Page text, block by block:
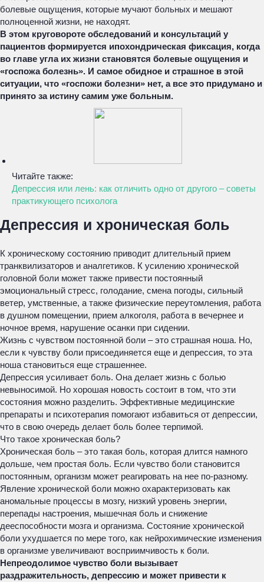
болевые ощущения, которые мучают больных и мешают
полноценной жизни, не находят.
В этом круговороте обследований и консультаций у
пациентов формируется ипохондрическая фиксация, когда
во главе угла их жизни становятся болевые ощущения и
«госпожа болезнь». И самое обидное и страшное в этой
ситуации, что «госпожи болезни» нет, а все это придумано и
принято за истину самим уже больным.
Читайте также:
Депрессия или лень: как отличить одно от другого – советы
практикующего психолога
Депрессия и хроническая боль
К хроническому состоянию приводит длительный прием
транквилизаторов и аналгетиков. К усилению хронической
головной боли может также привести постоянный
эмоциональный стресс, голодание, смена погоды, сильный
ветер, умственные, а также физические переутомления, работа
в душном помещении, прием алкоголя, работа в вечернее и
ночное время, нарушение осанки при сидении.
Жизнь с чувством постоянной боли – это страшная ноша. Но,
если к чувству боли присоединяется еще и депрессия, то эта
ноша становиться еще страшеннее.
Депрессия усиливает боль. Она делает жизнь с болью
невыносимой. Но хорошая новость состоит в том, что эти
состояния можно разделить. Эффективные медицинские
препараты и психотерапия помогают избавиться от депрессии,
что в свою очередь делает боль более терпимой.
Что такое хроническая боль?
Хроническая боль – это такая боль, которая длится намного
дольше, чем простая боль. Если чувство боли становится
постоянным, организм может реагировать на нее по-разному.
Явление хронической боли можно охарактеризовать как
аномальные процессы в мозгу, низкий уровень энергии,
перепады настроения, мышечная боль и снижение
дееспособности мозга и организма. Состояние хронической
боли ухудшается по мере того, как нейрохимические изменения
в организме увеличивают восприимчивость к боли.
Непреодолимое чувство боли вызывает
раздражительность, депрессию и может привести к